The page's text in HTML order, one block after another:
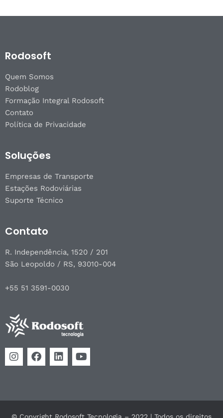
Rodosoft
Quem Somos
Rodoblog
Formação Integral Rodosoft
Contato
Política de Privacidade
Soluções
Empresas de Transporte
Estações Rodoviárias
Suporte Técnico
Contato
R. Independência, 1520 / 201
São Leopoldo / RS, 93010-004
+55 51 3591-0030